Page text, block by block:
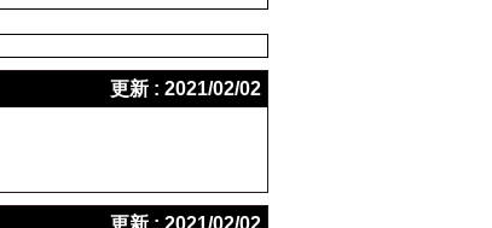
更新 : 2021/02/02